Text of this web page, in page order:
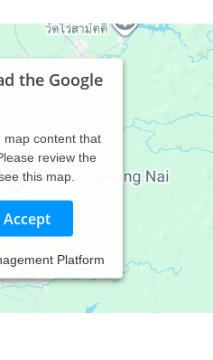
the Google
map content that
review the
this map.
Accept
Platform